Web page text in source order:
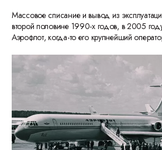
Массовое списание и вывод из
второй половине 1990-х годов, в 2005
Аэрофлот, когда-то его крупнейший